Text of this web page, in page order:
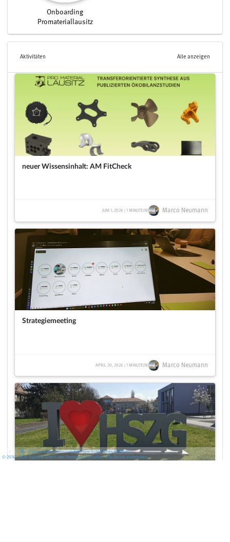
Onboarding
Promateriallausitz
Aktivitäten Alle anzeigen
neuer Wissensinhalt: AM FitCheck
Marco Neumann
JUNI 1, 2026 | 1 MINUTE(N)
Strategiemeeting
Marco Neumann
APRIL 20, 2026 | 1 MINUTE(N)
· · · Datenschutz· Impressum EU-Online-Schlichtungs-Plattform·
© 2016 - 2026 SupraTix GmbH oder Partnergesellschaften - Alle Rechte vorbehalten.